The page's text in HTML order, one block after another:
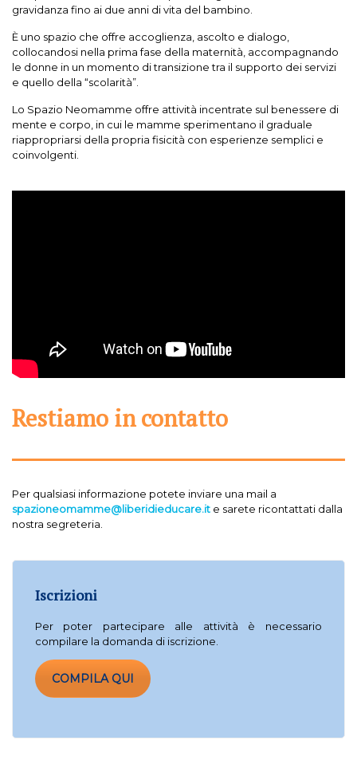
gravidanza fino ai due anni di vita del bambino.
È uno spazio che offre accoglienza, ascolto e dialogo,
collocandosi nella prima fase della maternità, accompagnando
le donne in un momento di transizione tra il supporto dei servizi
e quello della “scolarità”.
Lo Spazio Neomamme offre attività incentrate sul benessere di
mente e corpo, in cui le mamme sperimentano il graduale
riappropriarsi della propria fisicità con esperienze semplici e
coinvolgenti.
Restiamo in contatto
Per qualsiasi informazione potete inviare una mail a
spazioneomamme@liberidieducare.ite sarete ricontattati dalla
nostra segreteria.
Iscrizioni
Per poter partecipare alle attività è necessario
compilare la domanda di iscrizione.
COMPILA QUI